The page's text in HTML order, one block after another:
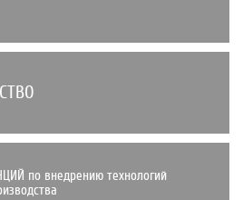
по внедрению техно­логий